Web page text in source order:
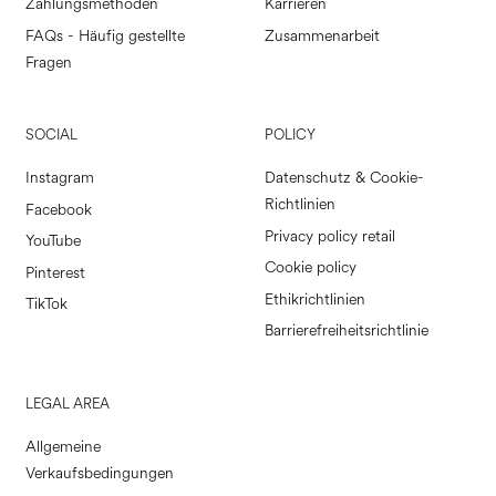
Zahlungsmethoden
FAQs - Häufig gestellte
Fragen
Karrieren
Zusammenarbeit
SOCIAL
Instagram
Facebook
YouTube
Pinterest
TikTok
POLICY
Datenschutz & Cookie-
Richtlinien
Privacy policy retail
Cookie policy
Ethikrichtlinien
Barrierefreiheitsrichtlinie
LEGAL AREA
Allgemeine
Verkaufsbedingungen